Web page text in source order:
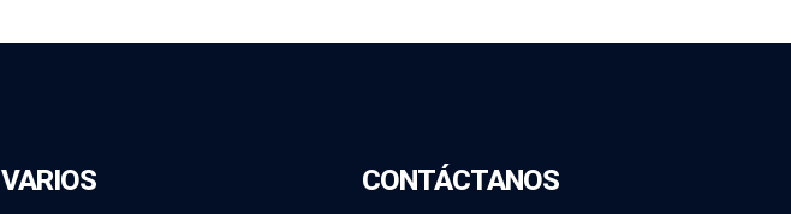
VARIOS CONTÁCTANOS